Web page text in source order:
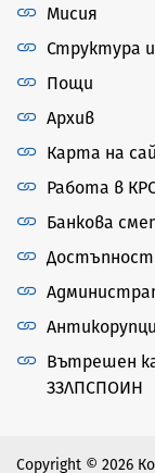
Мисия
Структура
Пощи
Архив
Карта на
Работа в
Банкова
Достъпност
Вътрешен
ЗЗЛПСПОИН
Copyright © 2026